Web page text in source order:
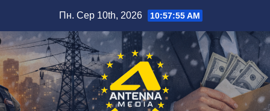
вмісту
Пн. Сер 10th, 2026 10:57:56 AM